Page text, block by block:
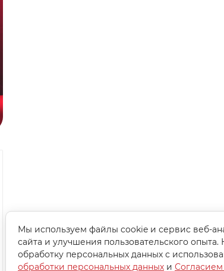
Мы используем файлы cookie и сервис веб-
сайта и улучшения пользовательского
обработку персональных данных с
обработки персональных данных и